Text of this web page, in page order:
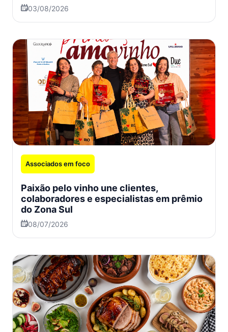
03/08/2026
Associados em foco
Paixão pelo vinho une clientes,
colaboradores e especialistas em prêmio
do Zona Sul
08/07/2026